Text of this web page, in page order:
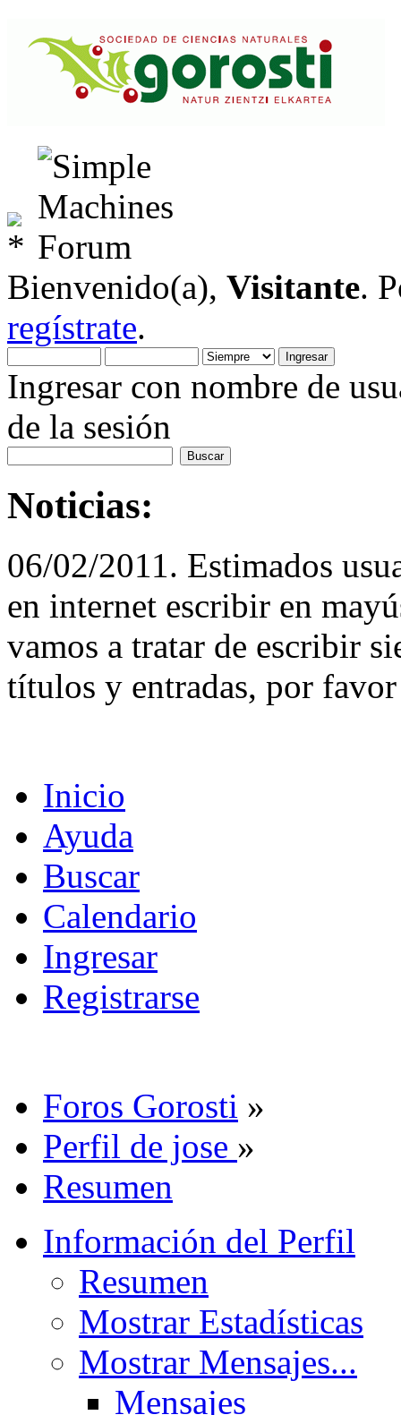
Bienvenido(a), Visitante.
regístrate.
Ingresar con nombre de
de la sesión
Noticias:
06/02/2011. Estimados
en internet escribir en
vamos a tratar de escribir
títulos y entradas, por
Inicio
Ayuda
Buscar
Calendario
Ingresar
Registrarse
Foros Gorosti »
Perfil de jose »
Resumen
Información del Perfil
Resumen
Mostrar Estadísticas
Mostrar Mensajes...
Mensajes